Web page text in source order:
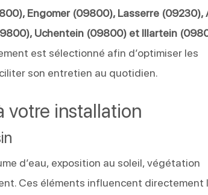
Engomer (09800), Lasserre (09230),
Uchentein (09800) et Illartein
est sélectionné afin d’optimiser les
son entretien au quotidien.
votre installation
d’eau, exposition au soleil, végétation
Ces éléments influencent directement